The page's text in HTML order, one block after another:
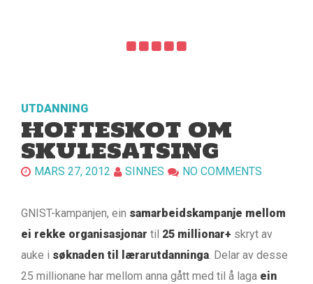
UTDANNING
HOFTESKOT OM
SKULESATSING
MARS 27, 2012 SINNES NO COMMENTS
GNIST-kampanjen, ein samarbeidskampanje mellom
ei rekke organisasjonar til 25 millionar+ skryt av
auke i søknaden til lærarutdanninga. Delar av desse
25 millionane har mellom anna gått med til å laga ein